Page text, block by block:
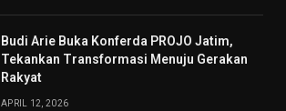
Budi Arie Buka Konferda PROJO Jatim,
Tekankan Transformasi Menuju Gerakan
Rakyat
APRIL 12, 2026